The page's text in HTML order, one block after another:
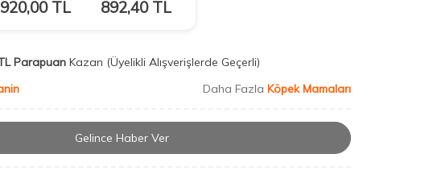
920,00TL 892,40TL
Parapuan Kazan (Üyelikli Alışverişlerde Geçerli)
Daha Fazla Köpek Mamaları
Gelince Haber Ver